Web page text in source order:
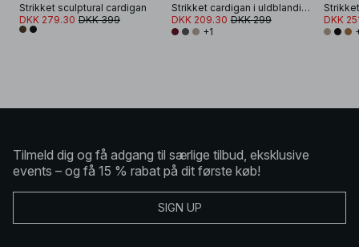
Strikket sculptural cardigan
DKK 279.30 DKK 399
Strikket cardigan i uldblanding
DKK 209.30 DKK 299
+1
DKK
Tilmeld dig og få adgang til særlige tilbud, eksklusive
events – og få 15 % rabat på dit første køb!
SIGN UP